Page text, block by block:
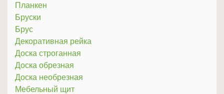
Планкен
Бруски
Брус
Декоративная рейка
Доска строганная
Доска обрезная
Доска необрезная
Мебельный щит